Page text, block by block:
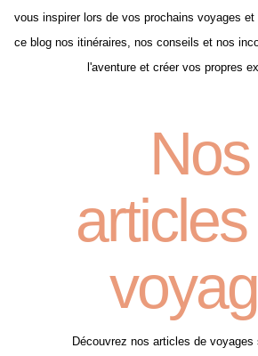
vous inspirer lors de vos prochains voyages
ce blog nos itinéraires, nos conseils et nos
l'aventure et créer vos propres
Nos
Découvrez nos articles de voyages